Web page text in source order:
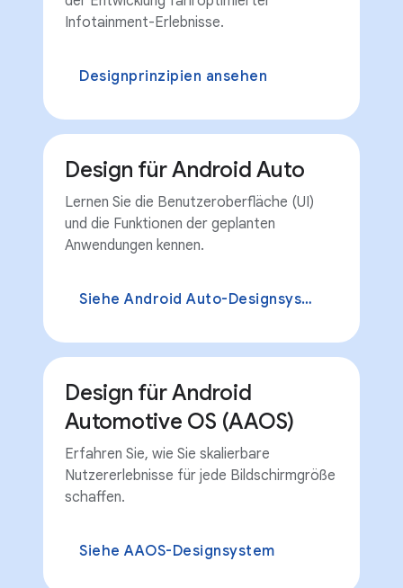
Infotainment-Erlebnisse.
Designprinzipien ansehen
Design für Android Auto
Lernen Sie die Benutzeroberfläche (UI)
und die Funktionen der geplanten
Anwendungen kennen.
Siehe Android Auto-Designsystem
Design für Android
Automotive OS (AAOS)
Erfahren Sie, wie Sie skalierbare
Nutzererlebnisse für jede Bildschirmgröße
schaffen.
Siehe AAOS-Designsystem